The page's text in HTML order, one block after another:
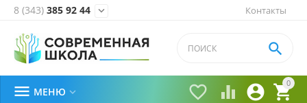
Контакты
8 (343) 385 92 44 
0


 

 МЕНЮ 